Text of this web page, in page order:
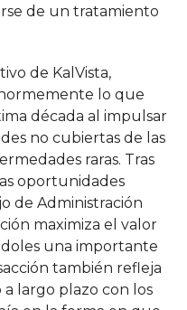
de un tratamiento
de KalVista,
lo que
década al impulsar
no cubiertas de las
raras. Tras
oportunidades
de Administración
maximiza el valor
una importante
también refleja
largo plazo con los